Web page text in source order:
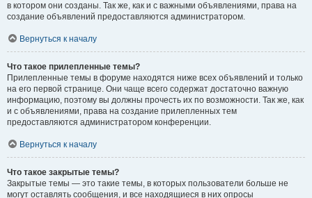
в котором они созданы. Так же, как и с важными объявлениями, права на
создание объявлений предоставляются администратором.
Вернуться к началу
Что такое прилепленные темы?
Прилепленные темы в форуме находятся ниже всех объявлений и только
на его первой странице. Они чаще всего содержат достаточно важную
информацию, поэтому вы должны прочесть их по возможности. Так же, как
и с объявлениями, права на создание прилепленных тем
предоставляются администратором конференции.
Вернуться к началу
Что такое закрытые темы?
Закрытые темы — это такие темы, в которых пользователи больше не
могут оставлять сообщения, и все находящиеся в них опросы